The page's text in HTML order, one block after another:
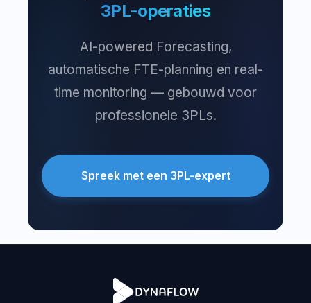
3PL-operaties
AI-powered Forecasting,
automatische FTE-planning en real-
time monitoring — gebouwd voor
professionele 3PLs.
Spreek met een 3PL-expert